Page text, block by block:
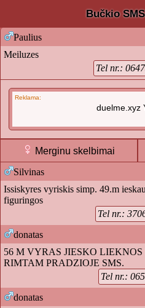
Bučkio
Paulius
Meiluzes
Tel nr.:
Reklama:
duelme.xyz
Merginu skelbimai
Silvinas
Issiskyres vyriskis simp. 49.m
figuringos
Tel nr.:
donatas
56 M VYRAS JIESKO
RIMTAM PRADZIOJE SMS.
Tel nr.:
donatas